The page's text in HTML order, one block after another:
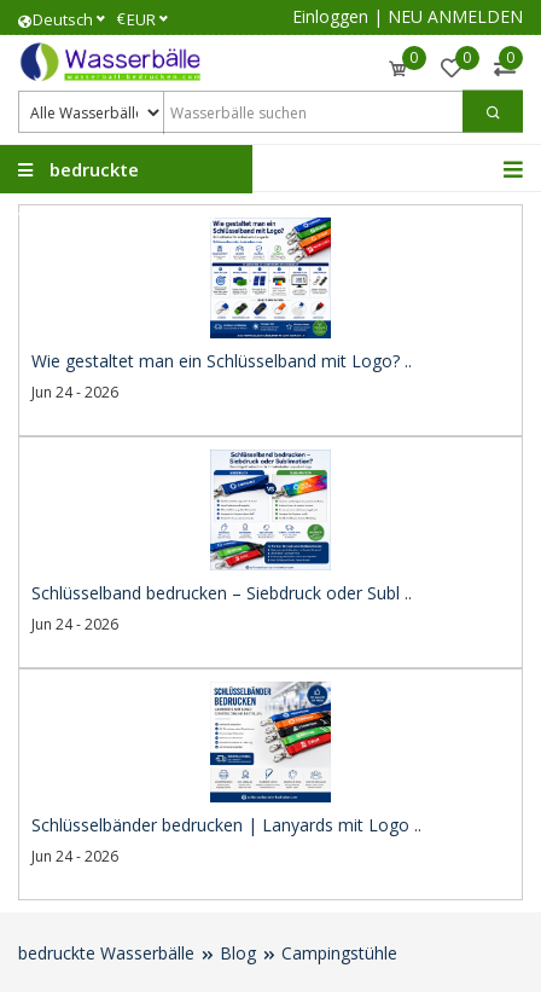
Deutsch €EUR Einloggen | NEU ANMELDEN
0 0 0
bedruckte
Wasserbälle
Wie gestaltet man ein Schlüsselband mit Logo? ..
Jun 24 - 2026
Schlüsselband bedrucken – Siebdruck oder Subl ..
Jun 24 - 2026
Schlüsselbänder bedrucken | Lanyards mit Logo ..
Jun 24 - 2026
bedruckte Wasserbälle Blog Campingstühle